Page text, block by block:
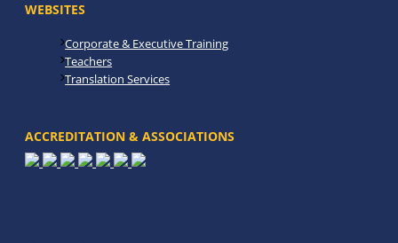
WEBSITES
Corporate & Executive Training
Teachers
Translation Services
ACCREDITATION & ASSOCIATIONS